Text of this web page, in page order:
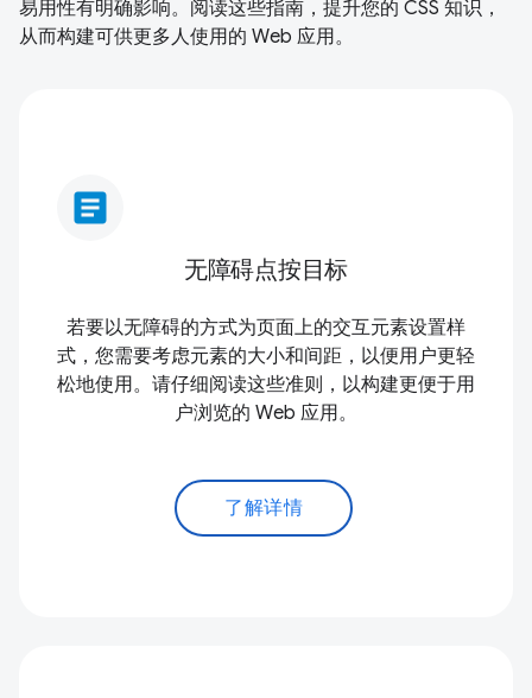
易用性有明确影响。阅读这些指南，提升您的 CSS 知识，
从而构建可供更多人使用的 Web 应用。
article
无障碍点按目标
若要以无障碍的方式为页面上的交互元素设置样
式，您需要考虑元素的大小和间距，以便用户更轻
松地使用。请仔细阅读这些准则，以构建更便于用
户浏览的 Web 应用。
了解详情